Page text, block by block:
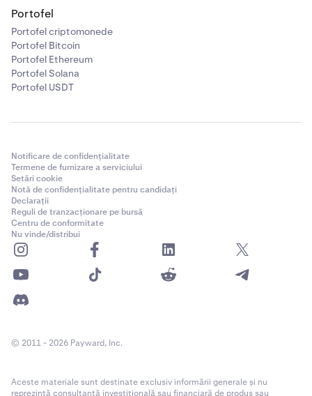
Portofel
Portofel criptomonede
Portofel Bitcoin
Portofel Ethereum
Portofel Solana
Portofel USDT
Notificare de confidențialitate
Termene de furnizare a serviciului
Setări cookie
Notă de confidențialitate pentru candidați
Declarații
Reguli de tranzacționare pe bursă
Centru de conformitate
Nu vinde/distribui
© 2011 - 2026 Payward, Inc.
Aceste materiale sunt destinate exclusiv informării generale și nu
reprezintă consultanță investițională sau financiară de produs sau